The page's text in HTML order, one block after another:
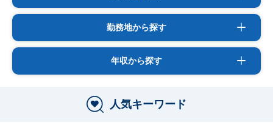
勤務地から探す
年収から探す
人気キーワード